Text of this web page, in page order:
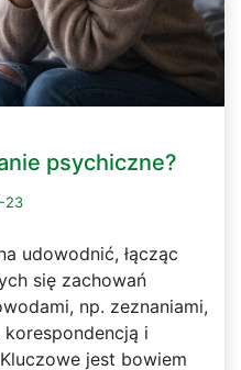
psychiczne?
23
udowodnić, łącząc
się zachowań
np. zeznaniami,
i
jest bowiem